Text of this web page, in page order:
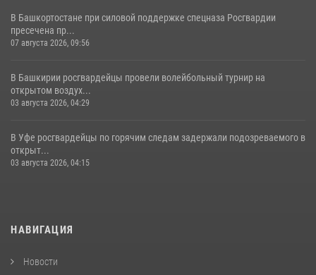
В Башкортостане при силовой поддержке спецназа Росгвардии
пресечена пр...
07 августа 2026, 09:56
В Башкирии росгвардейцы провели волейбольный турнир на
открытом воздух...
03 августа 2026, 04:29
В Уфе росгвардейцы по горячим следам задержали подозреваемого в
открыт...
03 августа 2026, 04:15
НАВИГАЦИЯ
Новости